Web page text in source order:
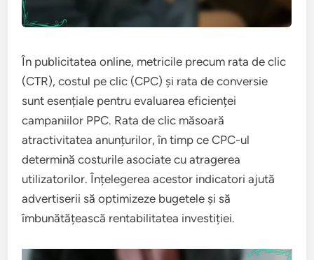
În publicitatea online, metricile precum rata de clic
(CTR), costul pe clic (CPC) și rata de conversie
sunt esențiale pentru evaluarea eficienței
campaniilor PPC. Rata de clic măsoară
atractivitatea anunțurilor, în timp ce CPC-ul
determină costurile asociate cu atragerea
utilizatorilor. Înțelegerea acestor indicatori ajută
advertiserii să optimizeze bugetele și să
îmbunătățească rentabilitatea investiției.